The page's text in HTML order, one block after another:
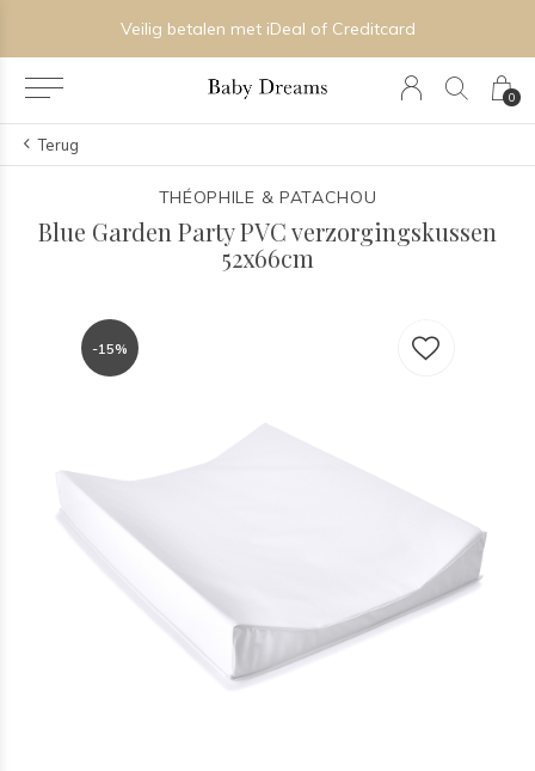
0
Veilig betalen met iDeal of Creditcard
Terug
THÉOPHILE & PATACHOU
Blue Garden Party PVC verzorgingskussen
52x66cm
-15%